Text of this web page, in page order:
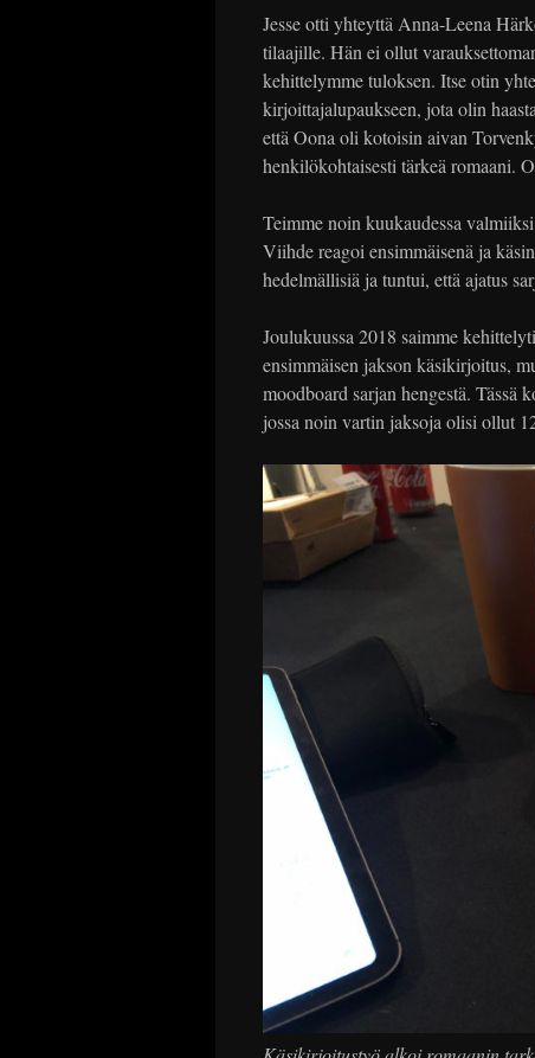
Jesse otti yhteyttä Anna-Leena
tilaajille. Hän ei ollut
kehittelymme tuloksen. Itse otin
kirjoittajalupaukseen, jota olin
että Oona oli kotoisin aivan
henkilökohtaisesti tärkeä romaani.
Teimme noin kuukaudessa
Viihde reagoi ensimmäisenä ja
hedelmällisiä ja tuntui, että ajatus
Joulukuussa 2018 saimme
ensimmäisen jakson käsikirjoitus,
moodboard sarjan hengestä.
jossa noin vartin jaksoja olisi ollut